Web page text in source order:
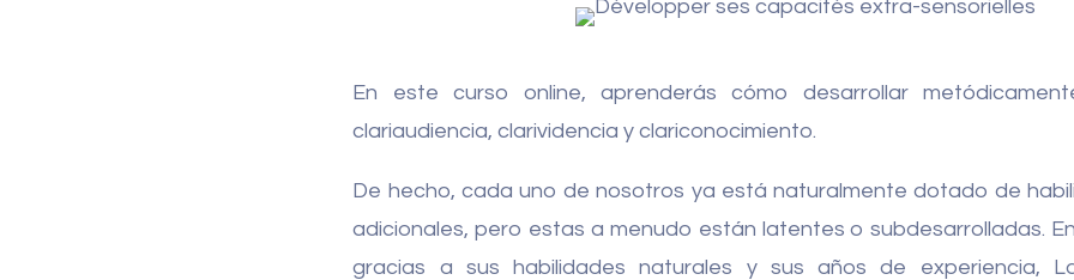
En este curso online, aprenderás cómo desarrollar
clariaudiencia, clarividencia y clariconocimiento.
De hecho, cada uno de nosotros ya está naturalmente dotado de
adicionales, pero estas a menudo están latentes o subdesarrolladas.
gracias a sus habilidades naturales y sus años de experiencia,